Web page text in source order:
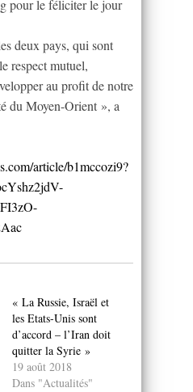
pour le féliciter le jour
deux pays, qui sont
respect mutuel,
au profit de notre
du Moyen-Orient », a
article/b1mccozi9?
« La Russie, Israël et
les Etats-Unis sont
d’accord – l’Iran doit
quitter la Syrie »
19 août 2018
Dans "Actualités"